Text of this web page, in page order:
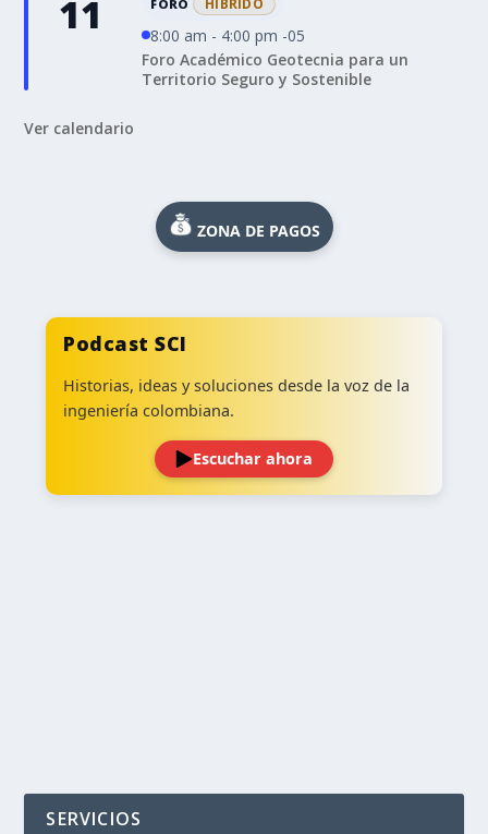
11 FORO
8:00 am - 4:00 pm -05
Foro Académico Geotecnia para un
Territorio Seguro y Sostenible
Ver calendario
ZONA DE PAGOS
Podcast SCI
Historias, ideas y soluciones desde la voz de la
ingeniería colombiana.
Escuchar ahora
SERVICIOS